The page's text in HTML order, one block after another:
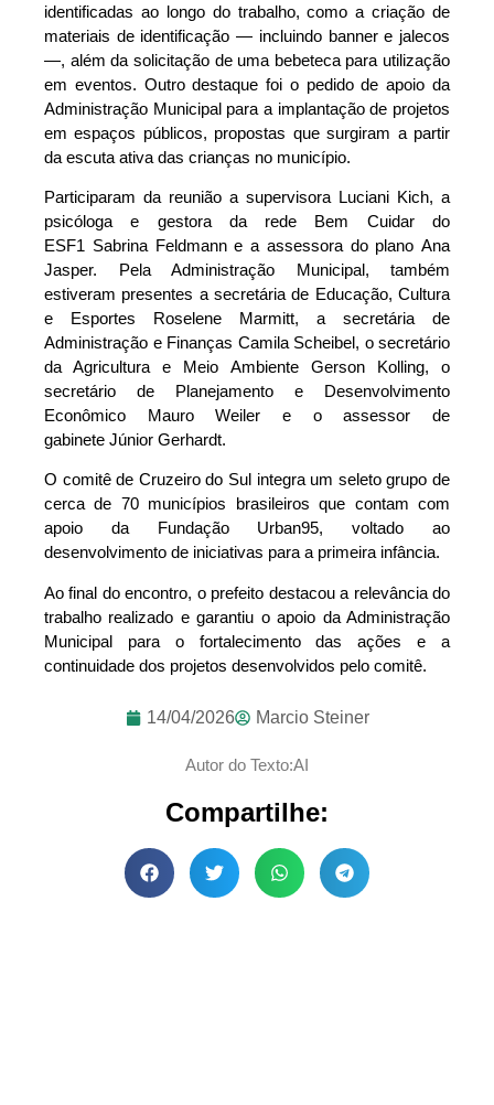
identificadas ao longo do trabalho, como a criação de
materiais de identificação — incluindo banner e jalecos
—, além da solicitação de uma bebeteca para utilização
em eventos. Outro destaque foi o pedido de apoio da
Administração Municipal para a implantação de projetos
em espaços públicos, propostas que surgiram a partir
da escuta ativa das crianças no município.
Participaram da reunião a supervisora Luciani Kich, a
psicóloga e gestora da rede Bem Cuidar do
ESF1 Sabrina Feldmann e a assessora do plano Ana
Jasper. Pela Administração Municipal, também
estiveram presentes a secretária de Educação, Cultura
e Esportes Roselene Marmitt, a secretária de
Administração e Finanças Camila Scheibel, o secretário
da Agricultura e Meio Ambiente Gerson Kolling, o
secretário de Planejamento e Desenvolvimento
Econômico Mauro Weiler e o assessor de
gabinete Júnior Gerhardt.
O comitê de Cruzeiro do Sul integra um seleto grupo de
cerca de 70 municípios brasileiros que contam com
apoio da Fundação Urban95, voltado ao
desenvolvimento de iniciativas para a primeira infância.
Ao final do encontro, o prefeito destacou a relevância do
trabalho realizado e garantiu o apoio da Administração
Municipal para o fortalecimento das ações e a
continuidade dos projetos desenvolvidos pelo comitê.
14/04/2026 Marcio Steiner
Autor do Texto:AI
Compartilhe: